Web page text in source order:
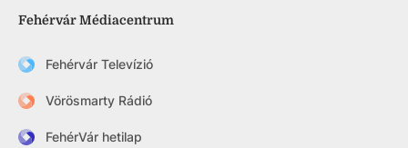
Fehérvár Médiacentrum
Fehérvár Televízió
Vörösmarty Rádió
FehérVár hetilap